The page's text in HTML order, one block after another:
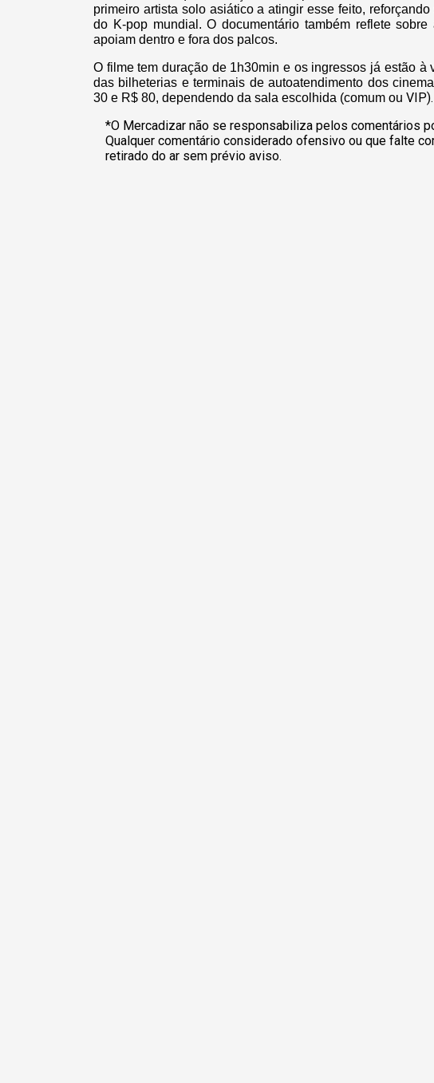
primeiro artista solo asiático a atingir esse feito,
do K-pop mundial. O documentário também reflete
apoiam dentro e fora dos palcos.
O filme tem duração de 1h30min e os ingressos já estão
das bilheterias e terminais de autoatendimento dos
30 e R$ 80, dependendo da sala escolhida (comum ou VIP).
*O Mercadizar não se responsabiliza pelos comentários
Qualquer comentário considerado ofensivo ou que falte
retirado do ar sem prévio aviso.